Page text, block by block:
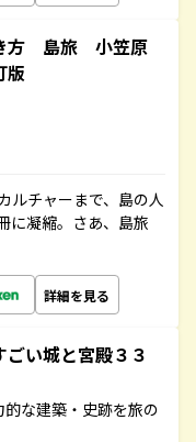
方 島旅 小笠原
ルチャーまで、島の人
に凝縮。さあ、島旅
詳細を見る
い城と宮殿３３
な建築・史跡を旅の